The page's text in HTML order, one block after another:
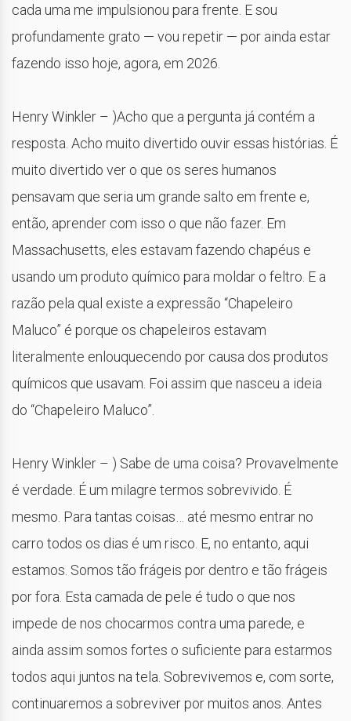
cada uma me impulsionou para frente. E sou
profundamente grato — vou repetir — por ainda estar
fazendo isso hoje, agora, em 2026.
Henry Winkler – )Acho que a pergunta já contém a
resposta. Acho muito divertido ouvir essas histórias. É
muito divertido ver o que os seres humanos
pensavam que seria um grande salto em frente e,
então, aprender com isso o que não fazer. Em
Massachusetts, eles estavam fazendo chapéus e
usando um produto químico para moldar o feltro. E a
razão pela qual existe a expressão “Chapeleiro
Maluco” é porque os chapeleiros estavam
literalmente enlouquecendo por causa dos produtos
químicos que usavam. Foi assim que nasceu a ideia
do “Chapeleiro Maluco”.
Henry Winkler – ) Sabe de uma coisa? Provavelmente
é verdade. É um milagre termos sobrevivido. É
mesmo. Para tantas coisas… até mesmo entrar no
carro todos os dias é um risco. E, no entanto, aqui
estamos. Somos tão frágeis por dentro e tão frágeis
por fora. Esta camada de pele é tudo o que nos
impede de nos chocarmos contra uma parede, e
ainda assim somos fortes o suficiente para estarmos
todos aqui juntos na tela. Sobrevivemos e, com sorte,
continuaremos a sobreviver por muitos anos. Antes